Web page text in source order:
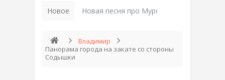
Новое Новая песня про Муром: «Былинный
Владимир
Панорама города на закате со стороны
Содышки